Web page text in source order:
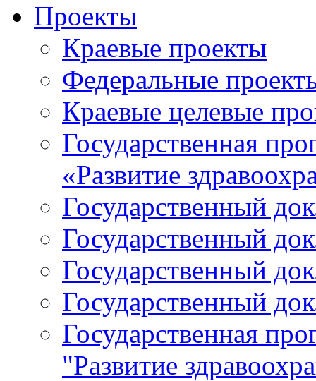
Проекты
Краевые проекты
Федеральные
Краевые целевые
Государственная
«Развитие
Государственный
Государственный
Государственный
Государственный
Государственная
"Развитие